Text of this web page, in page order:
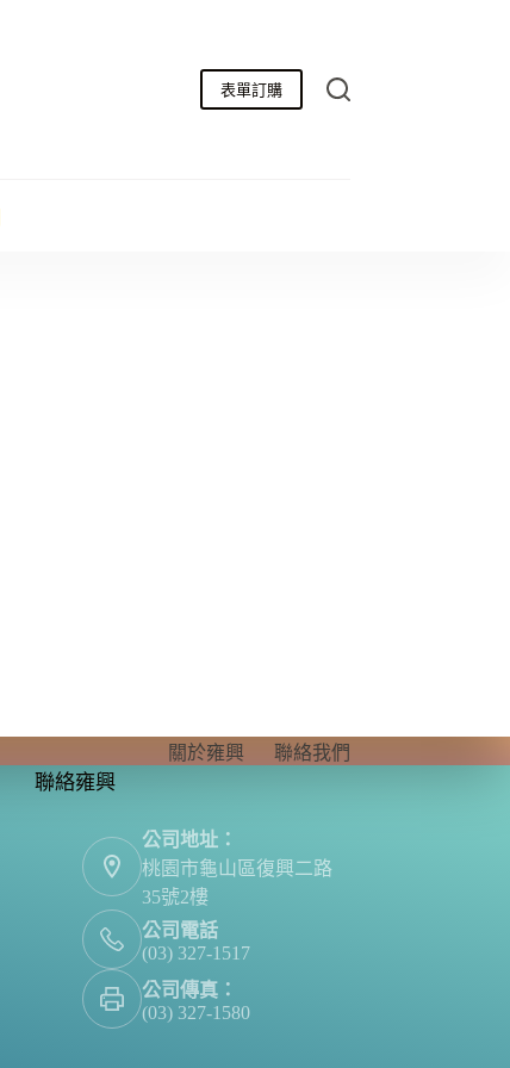
表單訂購
關於雍興
聯絡我們
聯絡雍興
公司地址：
桃園市龜山區復興二路
35號2樓
公司電話
(03) 327-1517
公司傳真：
(03) 327-1580